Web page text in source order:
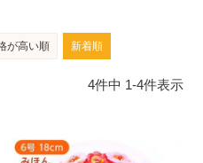
が高い順 新着順
4件中 1-4件表示